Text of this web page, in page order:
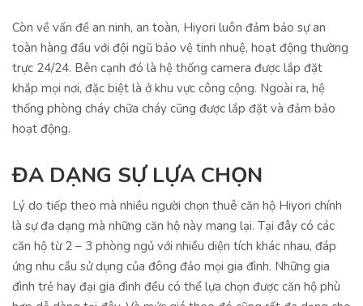
Còn về vấn đề an ninh, an toàn, Hiyori luôn đảm bảo sự an
toàn hàng đầu với đội ngũ bảo vệ tinh nhuệ, hoạt động thường
trực 24/24. Bên cạnh đó là hệ thống camera được lắp đặt
khắp mọi nơi, đặc biệt là ở khu vực công cộng. Ngoài ra, hệ
thống phòng cháy chữa cháy cũng được lắp đặt và đảm bảo
hoạt động.
ĐA DẠNG SỰ LỰA CHỌN
Lý do tiếp theo mà nhiều người chọn thuê căn hộ Hiyori chính
là sự đa dạng mà những căn hộ này mang lại. Tại đây có các
căn hộ từ 2 – 3 phòng ngủ với nhiều diện tích khác nhau, đáp
ứng nhu cầu sử dụng của đông đảo mọi gia đình. Những gia
đình trẻ hay đại gia đình đều có thể lựa chọn được căn hộ phù